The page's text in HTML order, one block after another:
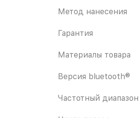
Метод нанесения
Гарантия
Материалы товара
Версия bluetooth®
Частотный диапазон